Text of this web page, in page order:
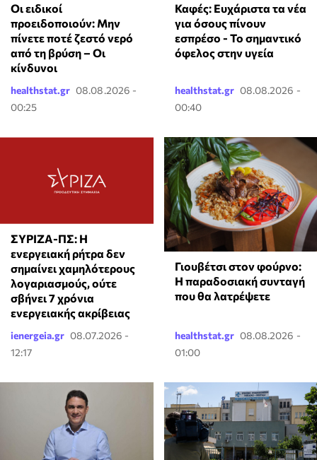
Οι ειδικοί
προειδοποιούν: Μην
πίνετε ποτέ ζεστό νερό
από τη βρύση – Οι
κίνδυνοι
healthstat.gr 08.08.2026 -
00:25
Καφές: Ευχάριστα τα νέα
για όσους πίνουν
εσπρέσο - Το σημαντικό
όφελος στην υγεία
healthstat.gr 08.08.2026 -
00:40
ΣΥΡΙΖΑ-ΠΣ: Η
ενεργειακή ρήτρα δεν
σημαίνει χαμηλότερους
λογαριασμούς, ούτε
σβήνει 7 χρόνια
ενεργειακής ακρίβειας
ienergeia.gr 08.07.2026 -
12:17
Γιουβέτσι στον φούρνο:
Η παραδοσιακή συνταγή
που θα λατρέψετε
healthstat.gr 08.08.2026 -
01:00